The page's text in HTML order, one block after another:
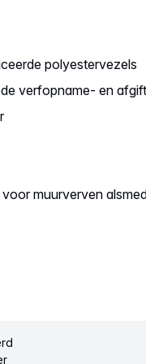
polyestervezels
verfopname- en
voor muurverven